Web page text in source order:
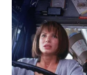
TANJUNG
LESUNG
WN
KARO